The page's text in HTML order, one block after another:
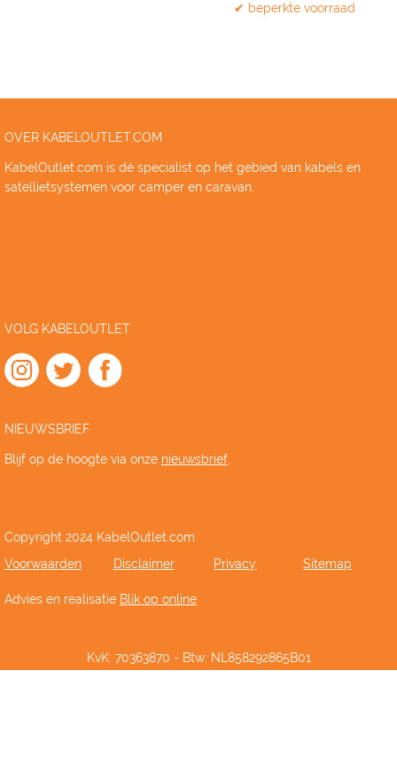
✔ beperkte voorraad
OVER KABELOUTLET.COM
KabelOutlet.com is dé specialist op het gebied van kabels en
satellietsystemen voor camper en caravan.
VOLG KABELOUTLET
NIEUWSBRIEF
Blijf op de hoogte via onze nieuwsbrief.
Copyright 2024 KabelOutlet.com
Voorwaarden
Disclaimer Privacy Sitemap
Advies en realisatie Blik op online
KvK: 70363870 - Btw: NL858292865B01